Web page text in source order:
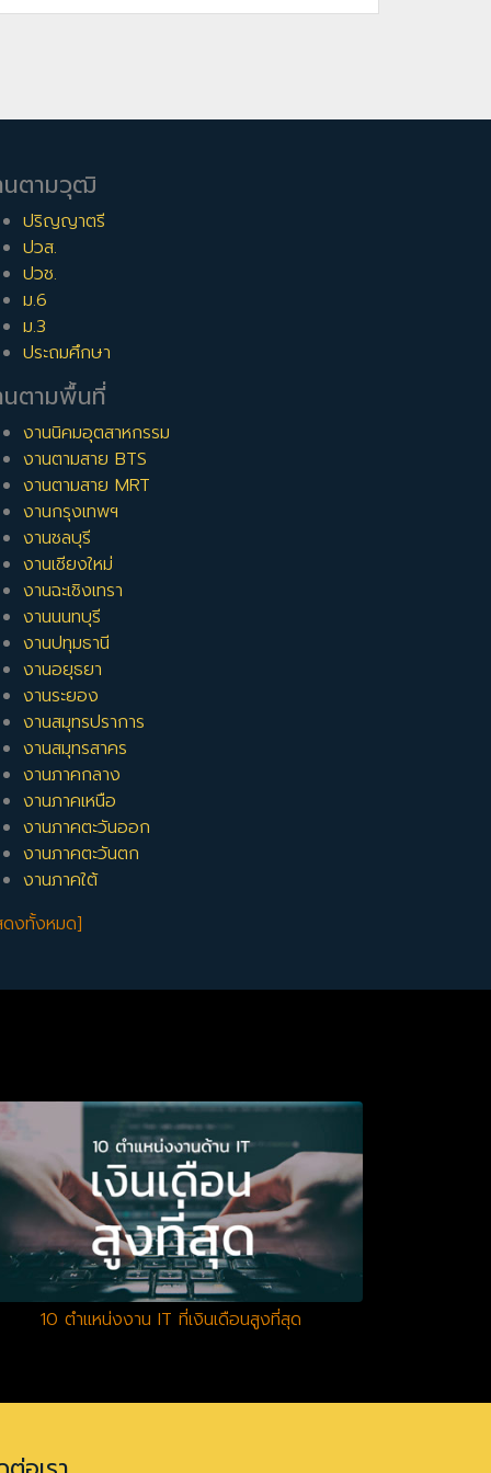
นตามวุฒิ
ปริญญาตรี
ปวส.
ปวช.
ม.6
ม.3
ประถมศึกษา
นตามพื้นที่
งานนิคมอุตสาหกรรม
งานตามสาย BTS
งานตามสาย MRT
งานกรุงเทพฯ
งานชลบุรี
งานเชียงใหม่
งานฉะเชิงเทรา
งานนนทบุรี
งานปทุมธานี
งานอยุธยา
งานระยอง
งานสมุทรปราการ
งานสมุทรสาคร
งานภาคกลาง
งานภาคเหนือ
งานภาคตะวันออก
งานภาคตะวันตก
งานภาคใต้
งทั้งหมด]
10 ตำแหน่งงาน IT ที่เงินเดือนสูงที่สุด